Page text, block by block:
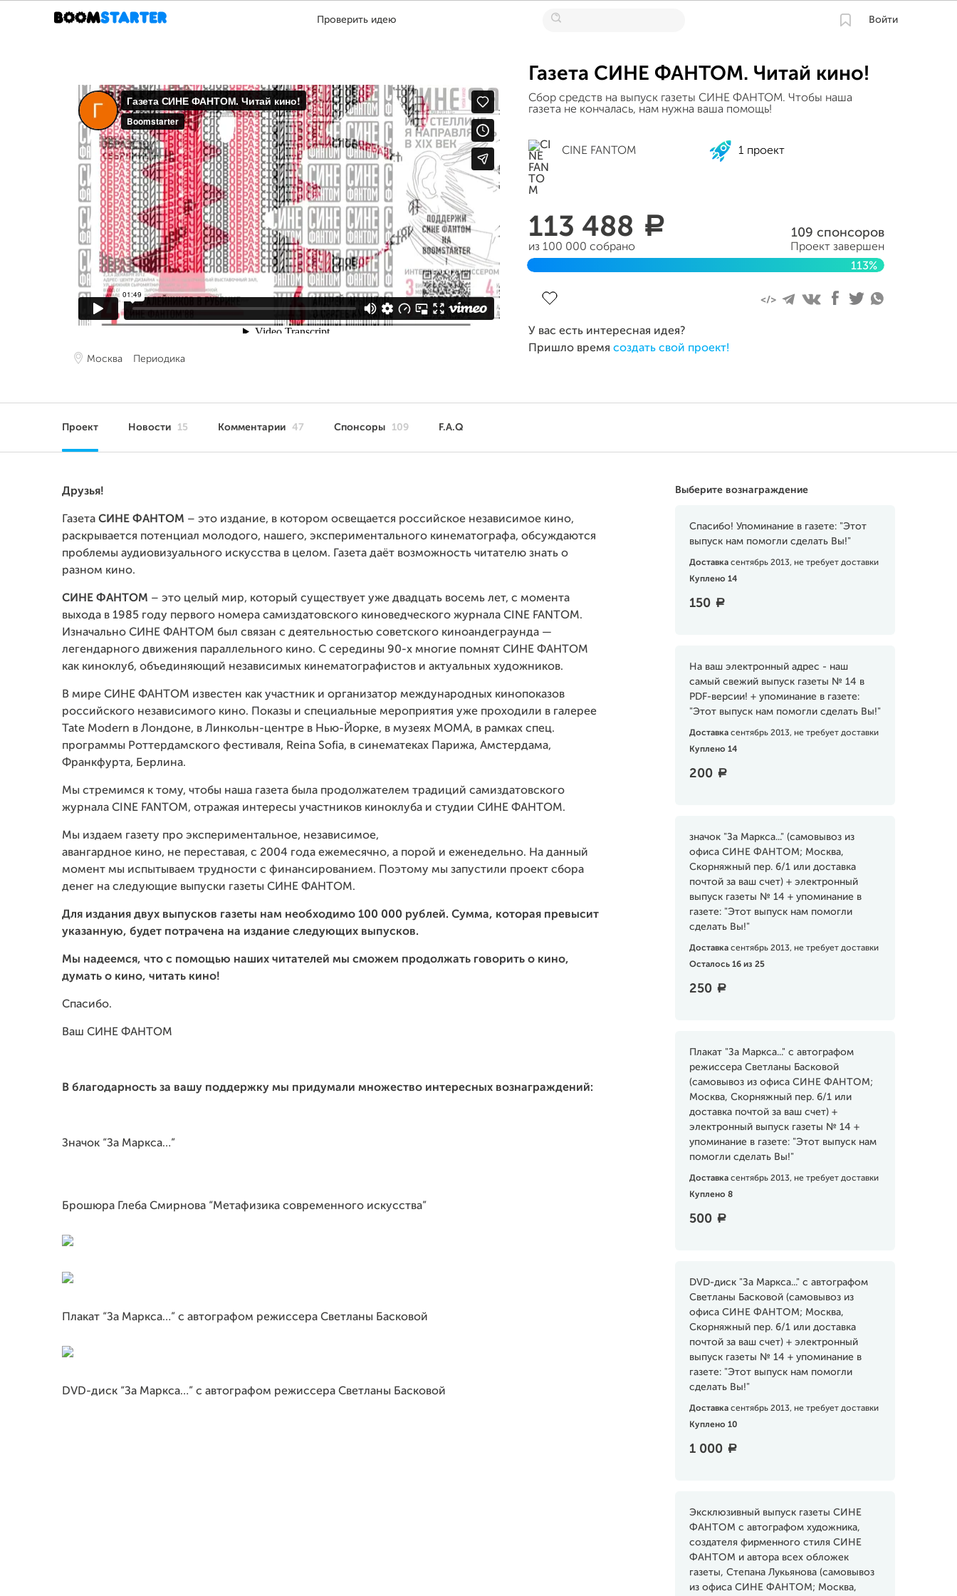
Проверить идею Войти
Москва Периодика
Газета СИНЕ ФАНТОМ. Читай кино!
Сбор средств на выпуск газеты СИНЕ ФАНТОМ. Чтобы наша
газета не кончалась, нам нужна ваша помощь!
CINE FANTOM 1 проект
113 488 a
из 100 000 собрано
109 спонсоров
Проект завершен
113%
У вас есть интересная идея?
Пришло время создать свой проект!
Проект Новости 15 Комментарии 47 Спонсоры 109 F.A.Q
Выберите вознаграждение
Спасибо! Упоминание в газете: "Этот
выпуск нам помогли сделать Вы!"
Доставка сентябрь 2013, не требует доставки
Куплено 14
150 a
На ваш электронный адрес - наш
самый свежий выпуск газеты № 14 в
PDF-версии! + упоминание в газете:
"Этот выпуск нам помогли сделать Вы!"
Доставка сентябрь 2013, не требует доставки
Куплено 14
200 a
значок "За Маркса..." (самовывоз из
офиса СИНЕ ФАНТОМ; Москва,
Скорняжный пер. 6/1 или доставка
почтой за ваш счет) + электронный
выпуск газеты № 14 + упоминание в
газете: "Этот выпуск нам помогли
сделать Вы!"
Доставка сентябрь 2013, не требует доставки
Осталось 16 из 25
250 a
Плакат "За Маркса..." с автографом
режиссера Светланы Басковой
(самовывоз из офиса СИНЕ ФАНТОМ;
Москва, Скорняжный пер. 6/1 или
доставка почтой за ваш счет) +
электронный выпуск газеты № 14 +
упоминание в газете: "Этот выпуск нам
помогли сделать Вы!"
Доставка сентябрь 2013, не требует доставки
Куплено 8
500 a
DVD-диск "За Маркса..." с автографом
Светланы Басковой (самовывоз из
офиса СИНЕ ФАНТОМ; Москва,
Скорняжный пер. 6/1 или доставка
почтой за ваш счет) + электронный
выпуск газеты № 14 + упоминание в
газете: "Этот выпуск нам помогли
сделать Вы!"
Доставка сентябрь 2013, не требует доставки
Куплено 10
1 000 a
Эксклюзивный выпуск газеты СИНЕ
ФАНТОМ с автографом художника,
создателя фирменного стиля СИНЕ
ФАНТОМ и автора всех обложек
газеты, Степана Лукьянова (самовывоз
из офиса СИНЕ ФАНТОМ; Москва,
Друзья!
Газета СИНЕ ФАНТОМ – это издание, в котором освещается российское независимое кино,
раскрывается потенциал молодого, нашего, экспериментального кинематографа, обсуждаются
проблемы аудиовизуального искусства в целом. Газета даёт возможность читателю знать о
разном кино.
СИНЕ ФАНТОМ – это целый мир, который существует уже двадцать восемь лет, с момента
выхода в 1985 году первого номера самиздатовского киноведческого журнала CINE FANTOM.
Изначально СИНЕ ФАНТОМ был связан с деятельностью советского киноандеграунда —
легендарного движения параллельного кино. С середины 90-х многие помнят СИНЕ ФАНТОМ
как киноклуб, объединяющий независимых кинематографистов и актуальных художников.
В мире СИНЕ ФАНТОМ известен как участник и организатор международных кинопоказов
российского независимого кино. Показы и специальные мероприятия уже проходили в галерее
Tate Modern в Лондоне, в Линкольн-центре в Нью-Йорке, в музеях MOMA, в рамках спец.
программы Роттердамского фестиваля, Reina Sofia, в синематеках Парижа, Амстердама,
Франкфурта, Берлина.
Мы стремимся к тому, чтобы наша газета была продолжателем традиций самиздатовского
журнала CINE FANTOM, отражая интересы участников киноклуба и студии СИНЕ ФАНТОМ.
Мы издаем газету про экспериментальное, независимое,
авангардное кино, не переставая, с 2004 года ежемесячно, а порой и еженедельно. На данный
момент мы испытываем трудности с финансированием. Поэтому мы запустили проект сбора
денег на следующие выпуски газеты СИНЕ ФАНТОМ.
Для издания двух выпусков газеты нам необходимо 100 000 рублей. Сумма, которая превысит
указанную, будет потрачена на издание следующих выпусков.
Мы надеемся, что с помощью наших читателей мы сможем продолжать говорить о кино,
думать о кино, читать кино!
Спасибо.
Ваш СИНЕ ФАНТОМ
В благодарность за вашу поддержку мы придумали множество интересных вознаграждений:
Значок “За Маркса…”
Брошюра Глеба Смирнова “Метафизика современного искусства”
Плакат “За Маркса…” с автографом режиссера Светланы Басковой
DVD-диск “За Маркса…” с автографом режиссера Светланы Басковой